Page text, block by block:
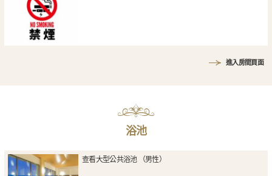
進入房間頁面
浴池
查看大型公共浴池 （男性）